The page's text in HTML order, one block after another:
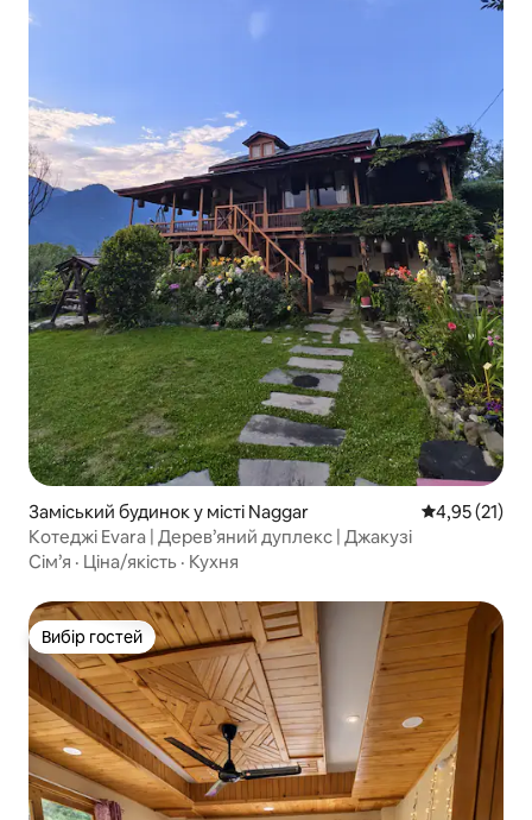
Заміський будинок у місті Naggar Середня
4,95 (21)
Котеджі Evara | Дерев’яний дуплекс | Джакузі
Сім’я · Ціна/якість · Кухня
Вибір гостей
Вибір гостей